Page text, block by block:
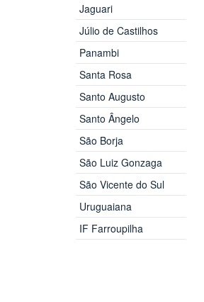
Jaguari
Júlio de Castilhos
Panambi
Santa Rosa
Santo Augusto
Santo Ângelo
São Borja
São Luiz Gonzaga
São Vicente do Sul
Uruguaiana
IF Farroupilha